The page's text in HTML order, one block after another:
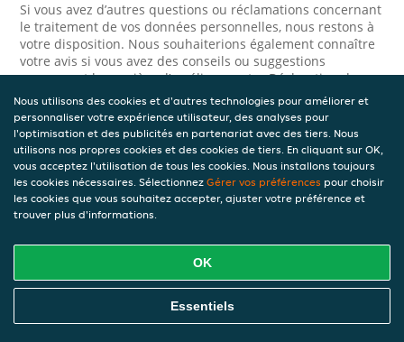
Si vous avez d’autres questions ou réclamations concernant
le traitement de vos données personnelles, nous restons à
votre disposition. Nous souhaiterions également connaître
votre avis si vous avez des conseils ou suggestions
concernant la manière d’améliorer notre Déclaration de
confidentialité.
Sécurité
JET prend la protection des données à caractère personnel
très au sérieux. Ainsi, nous prenons les mesures
appropriées pour protéger vos données à caractère
personnel contre l’usage abusif, la perte, l’accès non
données à caractère personnel ne sont pas correctement
protégées ou si vous suspectez un usage abusif, veuillez
formulaire de confidentialité
Nous utilisons des cookies et d'autres technologies pour améliorer et
personnaliser votre expérience utilisateur, des analyses pour
l'optimisation et des publicités en partenariat avec des tiers. Nous
utilisons nos propres cookies et des cookies de tiers. En cliquant sur OK,
vous acceptez l'utilisation de tous les cookies. Nous installons toujours
les cookies nécessaires. Sélectionnez Gérer vos préférences pour choisir
les cookies que vous souhaitez accepter, ajuster votre préférence et
trouver plus d'informations.
OK
Essentiels